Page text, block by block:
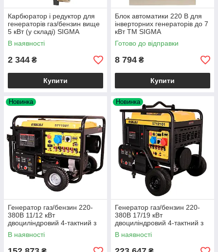
Карбюратор і редуктор для
генераторів газ/бензин вище
5 кВт (у складі) SIGMA
(5714221)
В наявності
2 344 ₴
Купити
Блок автоматики 220 В для
інверторних генераторів до 7
кВт ТМ SIGMA
Готово до відправки
8 794 ₴
Купити
Новинка
Генератор газ/бензин 220-
380В 11/12 кВт
двоциліндровий 4-тактний з
виведенням під АВР ТМ
SIGMA
В наявності
Новинка
Генератор газ/бензин 220-
380В 17/19 кВт
двоциліндровий 4-тактний з
виведенням під АВР ТМ
SIGMA
В наявності